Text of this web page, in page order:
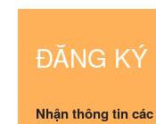
ĐĂNG KÝ
Nhận thông tin